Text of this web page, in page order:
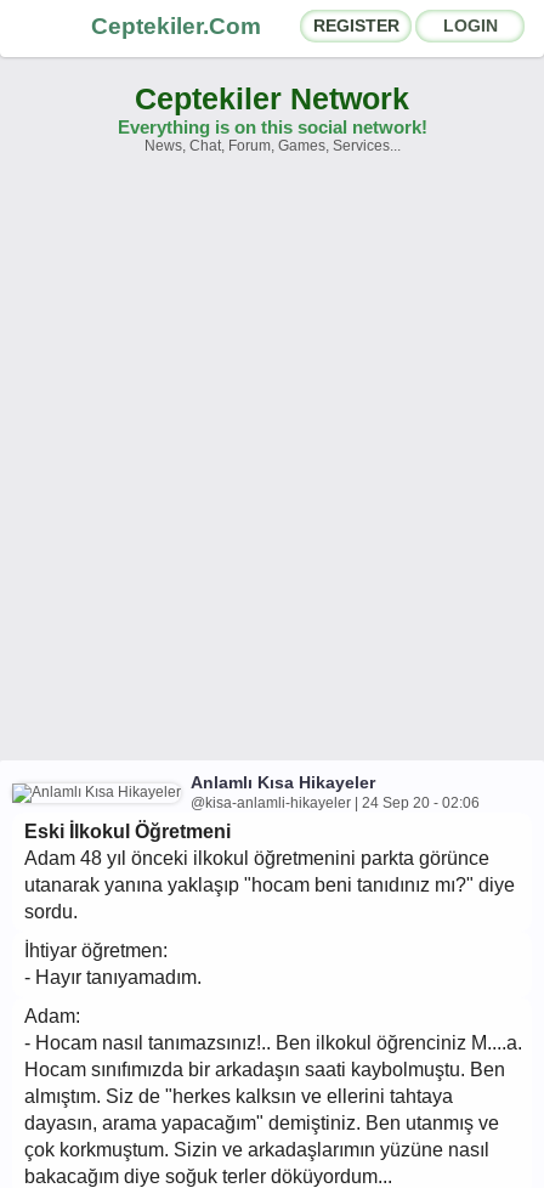
Ceptekiler.Com REGISTER LOGIN
Ceptekiler Network
Everything is on this social network!
News, Chat, Forum, Games, Services...
Anlamlı Kısa Hikayeler
@kisa-anlamli-hikayeler | 24 Sep 20 - 02:06
Eski İlkokul Öğretmeni
Adam 48 yıl önceki ilkokul öğretmenini parkta görünce
utanarak yanına yaklaşıp "hocam beni tanıdınız mı?" diye
sordu.
İhtiyar öğretmen:
- Hayır tanıyamadım.
Adam:
- Hocam nasıl tanımazsınız!.. Ben ilkokul öğrenciniz M....a.
Hocam sınıfımızda bir arkadaşın saati kaybolmuştu. Ben
almıştım. Siz de "herkes kalksın ve ellerini tahtaya
dayasın, arama yapacağım" demiştiniz. Ben utanmış ve
çok korkmuştum. Sizin ve arkadaşlarımın yüzüne nasıl
bakacağım diye soğuk terler döküyordum...